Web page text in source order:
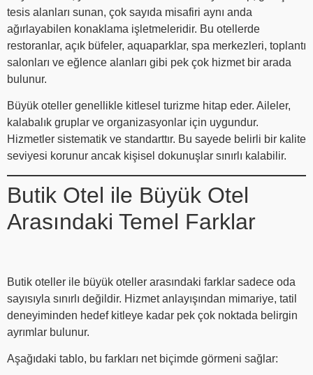
tesis alanları sunan, çok sayıda misafiri aynı anda
ağırlayabilen konaklama işletmeleridir. Bu otellerde
restoranlar, açık büfeler, aquaparklar, spa merkezleri, toplantı
salonları ve eğlence alanları gibi pek çok hizmet bir arada
bulunur.
Büyük oteller genellikle kitlesel turizme hitap eder. Aileler,
kalabalık gruplar ve organizasyonlar için uygundur.
Hizmetler sistematik ve standarttır. Bu sayede belirli bir kalite
seviyesi korunur ancak kişisel dokunuşlar sınırlı kalabilir.
Butik Otel ile Büyük Otel
Arasındaki Temel Farklar
Butik oteller ile büyük oteller arasındaki farklar sadece oda
sayısıyla sınırlı değildir. Hizmet anlayışından mimariye, tatil
deneyiminden hedef kitleye kadar pek çok noktada belirgin
ayrımlar bulunur.
Aşağıdaki tablo, bu farkları net biçimde görmeni sağlar: